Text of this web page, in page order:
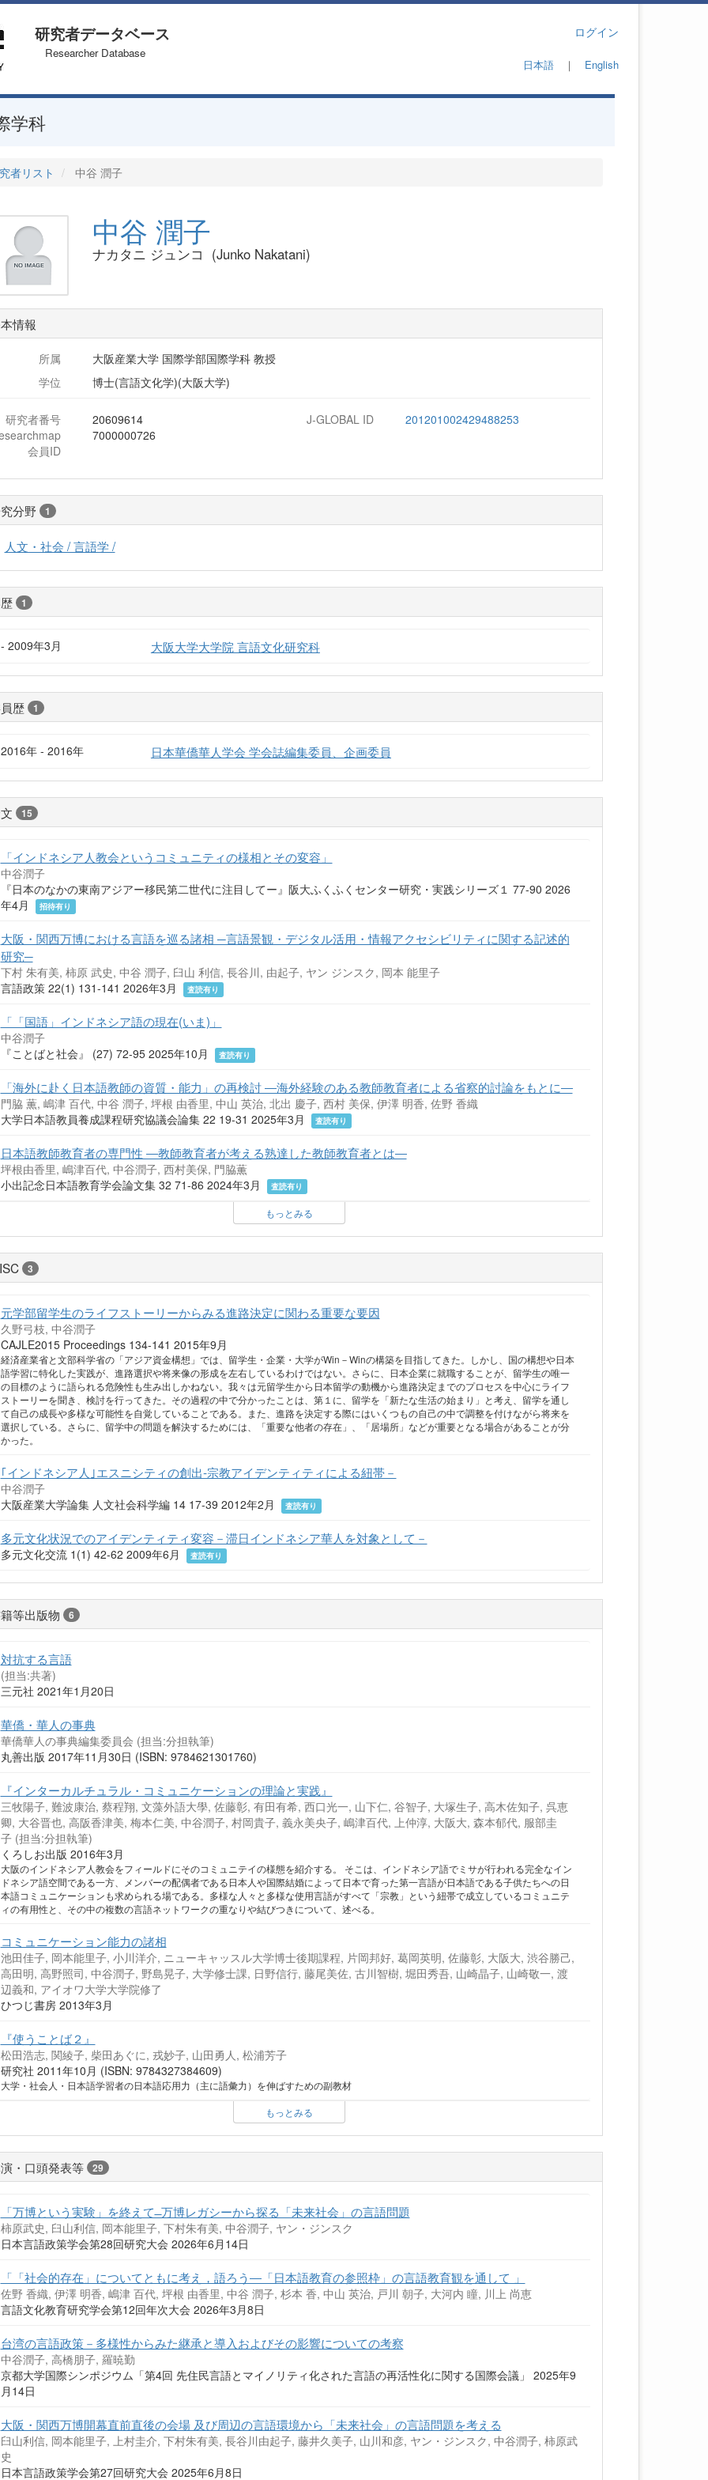
研究者データベース
Researcher Database
ログイン
日本語｜ English
学科
者リスト 中谷 潤子
中谷 潤子
ナカタニ ジュンコ (Junko Nakatani)
情報
所属
大阪産業大学 国際学部国際学科 教授
学位
博士(言語文化学)(大阪大学)
研究者番号 20609614 J-GLOBAL ID
201201002429488253
会員ID
7000000726
分野 1
人文・社会 / 言語学 /
1
- 2009年3月 大阪大学大学院 言語文化研究科
歴 1
2016年 - 2016年 日本華僑華人学会 学会誌編集委員、企画委員
15
「インドネシア人教会というコミュニティの様相とその変容」
中谷潤子
『日本のなかの東南アジアー移民第二世代に注目してー』阪大ふくふくセンター研究・実践シリーズ１ 77-90 2026
年4月
招待有り
大阪・関西万博における言語を巡る諸相 ─言語景観・デジタル活用・情報アクセシビリティに関する記述的
研究─
下村 朱有美, 柿原 武史, 中谷 潤子, 臼山 利信, 長谷川, 由起子, ヤン ジンスク, 岡本 能里子
言語政策 22(1) 131-141 2026年3月
査読有り
「「国語」インドネシア語の現在(いま)」
中谷潤子
『ことばと社会』 (27) 72-95 2025年10月
査読有り
「海外に赴く日本語教師の資質・能力」の再検討 ―海外経験のある教師教育者による省察的討論をもとに―
門脇 薫, 嶋津 百代, 中谷 潤子, 坪根 由香里, 中山 英治, 北出 慶子, 西村 美保, 伊澤 明香, 佐野 香織
⼤学⽇本語教員養成課程研究協議会論集 22 19-31 2025年3月
査読有り
日本語教師教育者の専門性 ―教師教育者が考える熟達した教師教育者とは―
坪根由香里, 嶋津百代, 中谷潤子, 西村美保, 門脇薫
小出記念日本語教育学会論文集 32 71-86 2024年3月
査読有り
もっとみる
3
元学部留学生のライフストーリーからみる進路決定に関わる重要な要因
久野弓枝, 中谷潤子
CAJLE2015 Proceedings 134-141 2015年9月
経済産業省と文部科学省の「アジア資金構想」では、留学生・企業・大学がWin－Winの構築を目指してきた。しかし、国の構想や日本
語学習に特化した実践が、進路選択や将来像の形成を左右しているわけではない。さらに、日本企業に就職することが、留学生の唯一
の目標のように語られる危険性も生み出しかねない。我々は元留学生から日本留学の動機から進路決定までのプロセスを中心にライフ
ストーリーを聞き、検討を行ってきた。その過程の中で分かったことは、第１に、留学を「新たな生活の始まり」と考え、留学を通し
て自己の成長や多様な可能性を自覚していることである。また、進路を決定する際にはいくつもの自己の中で調整を付けながら将来を
選択している。さらに、留学中の問題を解決するためには、「重要な他者の存在」、「居場所」などが重要となる場合があることが分
かった。
｢インドネシア人｣エスニシティの創出‐宗教アイデンティティによる紐帯－
中谷潤子
大阪産業大学論集 人文社会科学編 14 17-39 2012年2月
査読有り
多元文化状況でのアイデンティティ変容－滞日インドネシア華人を対象として－
多元文化交流 1(1) 42-62 2009年6月 査読有り
等出版物 6
対抗する言語
(担当:共著)
三元社 2021年1月20日
華僑・華人の事典
華僑華人の事典編集委員会 (担当:分担執筆)
丸善出版 2017年11月30日 (ISBN: 9784621301760)
『インターカルチュラル・コミュニケーションの理論と実践』
三牧陽子, 難波康治, 蔡程翔, 文藻外語大學, 佐藤彰, 有田有希, 西口光一, 山下仁, 谷智子, 大塚生子, 高木佐知子, 呉恵
卿, 大谷晋也, 高阪香津美, 梅本仁美, 中谷潤子, 村岡貴子, 義永美央子, 嶋津百代, 上仲淳, 大阪大, 森本郁代, 服部圭
子 (担当:分担執筆)
くろしお出版 2016年3月
大阪のインドネシア人教会をフィールドにそのコミュニテイの様態を紹介する。 そこは、インドネシア語でミサが行われる完全なイン
ドネシア語空間である一方、メンバーの配偶者である日本人や国際結婚によって日本で育った第一言語が日本語である子供たちへの日
本語コミュニケーションも求められる場である。多様な人々と多様な使用言語がすべて「宗教」という紐帯で成立しているコミュニテ
ィの有用性と、その中の複数の言語ネットワークの重なりや結びつきについて、述べる。
コミュニケーション能力の諸相
池田佳子, 岡本能里子, 小川洋介, ニューキャッスル大学博士後期課程, 片岡邦好, 葛岡英明, 佐藤彰, 大阪大, 渋谷勝己,
高田明, 高野照司, 中谷潤子, 野島晃子, 大学修士課, 日野信行, 藤尾美佐, 古川智樹, 堀田秀吾, 山崎晶子, 山崎敬一, 渡
辺義和, アイオワ大学大学院修了
ひつじ書房 2013年3月
『使うことば２』
松田浩志, 関綾子, 柴田あぐに, 戎妙子, 山田勇人, 松浦芳子
研究社 2011年10月 (ISBN: 9784327384609)
大学・社会人・日本語学習者の日本語応用力（主に語彙力）を伸ばすための副教材
もっとみる
・口頭発表等 29
「万博という実験」を終えて ̶̶ 万博レガシーから探る「未来社会」の言語問題
柿原武史, 臼山利信, 岡本能里子, 下村朱有美, 中谷潤子, ヤン・ジンスク
日本言語政策学会第28回研究大会 2026年6月14日
「「社会的存在」についてともに考え，語ろう―「日本語教育の参照枠」の言語教育観を通して 」
佐野 香織, 伊澤 明香, 嶋津 百代, 坪根 由香里, 中谷 潤子, 杉本 香, 中山 英治, 戸川 朝子, 大河内 瞳, 川上 尚恵
言語文化教育研究学会第12回年次大会 2026年3月8日
台湾の言語政策－多様性からみた継承と導入およびその影響についての考察
中谷潤子, 高橋朋子, 羅暁勤
京都大学国際シンポジウム「第4回 先住民言語とマイノリティ化された言語の再活性化に関する国際会議」 2025年9
月14日
大阪・関西万博開幕直前直後の会場 及び周辺の言語環境から「未来社会」の言語問題を考える
臼山利信, 岡本能里子, 上村圭介, 下村朱有美, 長谷川由起子, 藤井久美子, 山川和彦, ヤン・ジンスク, 中谷潤子, 柿原武
史
日本言語政策学会第27回研究大会 2025年6月8日